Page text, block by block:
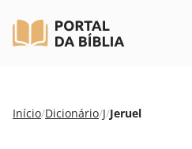
Pular
Início/Dicionário/J/Jeruel